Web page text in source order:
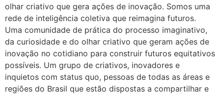
olhar criativo que gera ações de inovação. Somos uma
rede de inteligência coletiva que reimagina futuros.
Uma comunidade de prática do processo imaginativo,
da curiosidade e do olhar criativo que geram ações de
inovação no cotidiano para construir futuros equitativos
possíveis. Um grupo de criativos, inovadores e
inquietos com status quo, pessoas de todas as áreas e
regiões do Brasil que estão dispostas a compartilhar e